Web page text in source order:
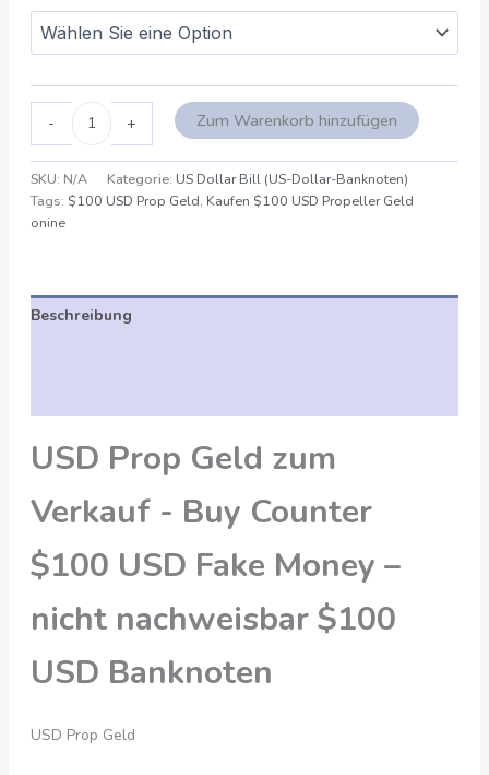
- + Zum Warenkorb hinzufügen
SKU: N/A Kategorie: US Dollar Bill (US-Dollar-Banknoten)
Tags: $100 USD Prop Geld, Kaufen $100 USD Propeller Geld
onine
Beschreibung
USD Prop Geld zum
Verkauf - Buy Counter
$100 USD Fake Money –
nicht nachweisbar $100
USD Banknoten
USD Prop Geld